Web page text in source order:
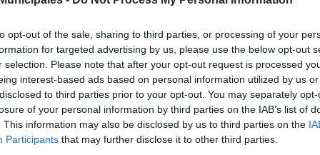
opt-out of the sale, sharing to third parties, or processing of your
for targeted advertising by us, please use the below opt-out
selection. Please note that after your opt-out request is processed
interest-based ads based on personal information utilized by us
to third parties prior to your opt-out. You may separately
of your personal information by third parties on the IAB’s list of
This information may also be disclosed by us to third parties on the
Participants that may further disclose it to other third parties.
esta terminal especial, junto al centro comercial Las Arenas, se
comerciales con una frecuencia ajustada a la demanda de
líneas, que se identifican con la denominación Servicio
Hoya de la Plata; La Feria-La Paterna; Escaleritas-Schamann-
de ellas realizará el recorrido Teatro-Vegueta-Hoya de la
hacia el Cono Sur de la ciudad se detendrá en el Parque
y Plaza Santa Isabel, entre otras paradas intermedias,
Felipe.
línea especial con destino La Feria-La Paterna partirá desde la
por Juan Carlos I, con parada en el Hospital Negrín,